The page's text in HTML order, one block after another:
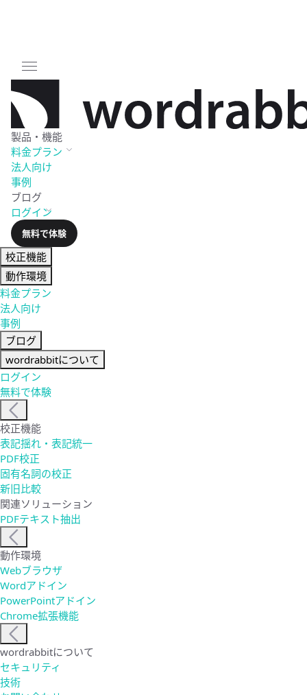
製品・機能
料金プラン
法人向け
事例
ブログ
ログイン
無料で体験
校正機能
動作環境
料金プラン
法人向け
事例
ブログ
wordrabbitについて
ログイン
無料で体験
校正機能
表記揺れ・表記統一
PDF校正
固有名詞の校正
新旧比較
関連ソリューション
PDFテキスト抽出
動作環境
Webブラウザ
Wordアドイン
PowerPointアドイン
Chrome拡張機能
wordrabbitについて
セキュリティ
技術